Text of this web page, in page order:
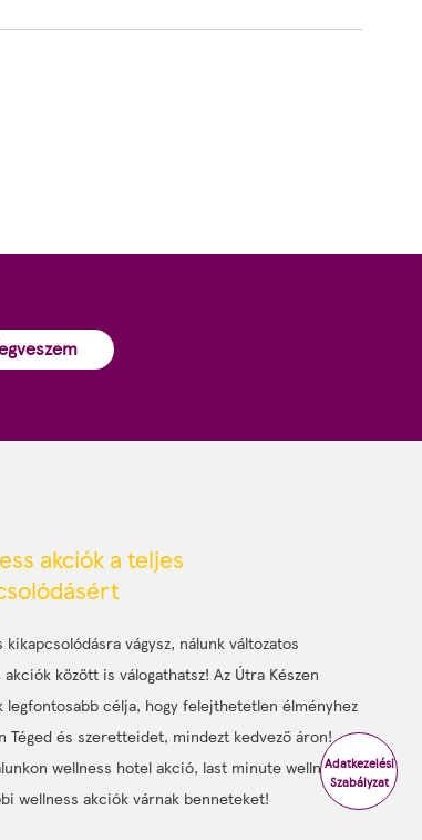
Adatkezelési
Szabályzat
akciók a teljes
kikapcsolódásra vágysz, nálunk változatos
akciók között is válogathatsz! Az Útra Készen
legfontosabb célja, hogy felejthetetlen élményhez
Téged és szeretteidet, mindezt kedvező áron!
wellness hotel akció, last minute wellness
wellness akciók várnak benneteket!